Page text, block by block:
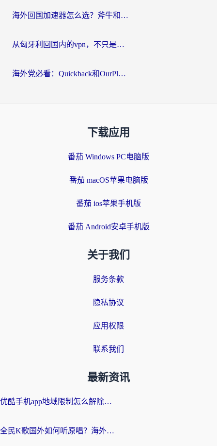
海外回国加速器怎么选？斧牛和海龟哪个好？一篇帮你避开坑的实用指南
从匈牙利回国内的vpn，不只是为了刷剧那么简单
海外党必看：Quickback和OurPlay好用吗？3分钟选对回国加速器，无缝刷剧玩游戏
下载应用
番茄 Windows PC电脑版
番茄 macOS苹果电脑版
番茄 ios苹果手机版
番茄 Android安卓手机版
关于我们
服务条款
隐私协议
应用权限
联系我们
最新资讯
优酷手机app地域限制怎么解除？海外党亲测有效的追剧方案
全民K歌国外如何听原唱？海外党亲测有效的回国加速器选择指南